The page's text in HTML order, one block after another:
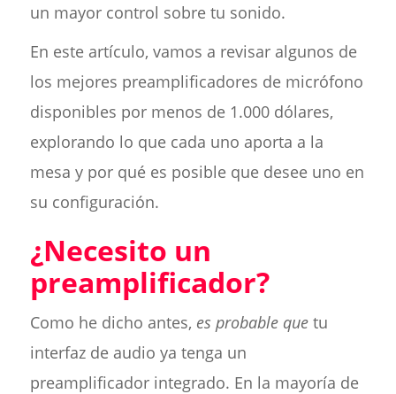
un mayor control sobre tu sonido.
En este artículo, vamos a revisar algunos de
los mejores preamplificadores de micrófono
disponibles por menos de 1.000 dólares,
explorando lo que cada uno aporta a la
mesa y por qué es posible que desee uno en
su configuración.
¿Necesito un
preamplificador?
Como he dicho antes, es probable quetu
interfaz de audio ya tenga un
preamplificador integrado. En la mayoría de